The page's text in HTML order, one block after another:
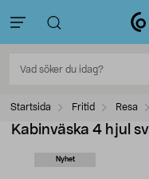
Startsida Fritid Resa
Kabinväska 4 hjul
Nyhet